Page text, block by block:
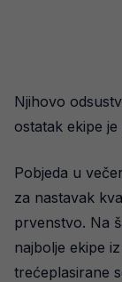
Njihovo
ostatak ekipe
Pobjeda u
za nastavak
prvenstvo. Na
najbolje ekipe
trećeplasirane